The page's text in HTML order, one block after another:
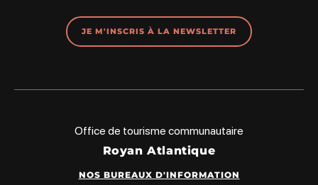
JE M'INSCRIS À LA NEWSLETTER
Office de tourisme communautaire
Royan Atlantique
NOS BUREAUX D'INFORMATION